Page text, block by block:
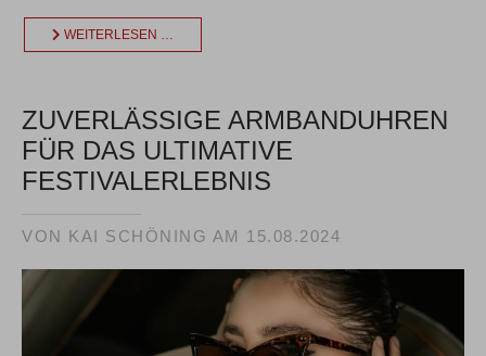
WEITERLESEN …
ZUVERLÄSSIGE ARMBANDUHREN
FÜR DAS ULTIMATIVE
FESTIVALERLEBNIS
VON KAI SCHÖNING AM 15.08.2024